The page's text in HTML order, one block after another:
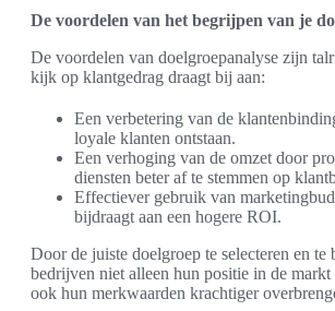
De voordelen van het begrijpen van je
De voordelen van doelgroepanalyse zijn
kijk op klantgedrag draagt bij aan:
Een verbetering van de
loyale klanten ontstaan.
Een verhoging van de omzet door
diensten beter af te stemmen op
Effectiever gebruik van
bijdraagt aan een hogere ROI.
Door de juiste doelgroep te selecteren en te
bedrijven niet alleen hun positie in de markt
ook hun merkwaarden krachtiger